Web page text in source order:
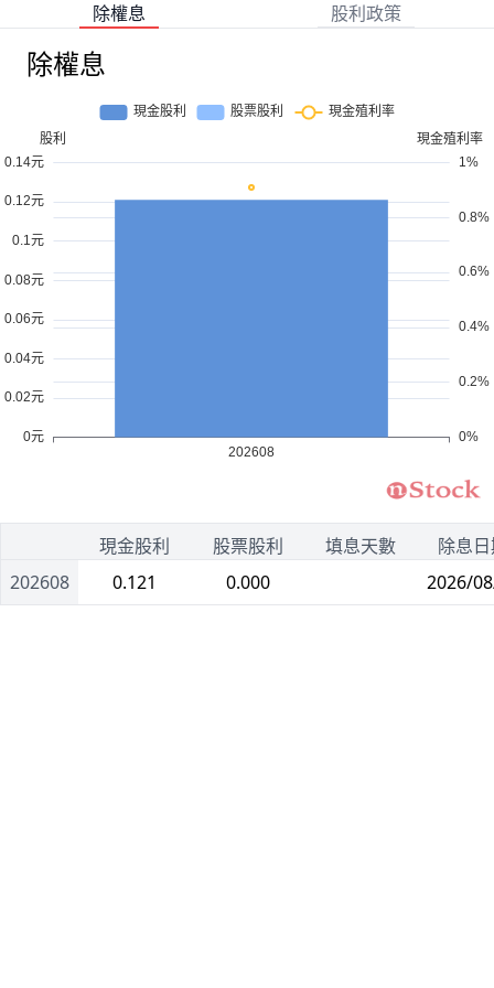
除權息 股利政策
除權息
202608
現金股利 股票股利 填息天數
除息
0.121
0.000 2026/